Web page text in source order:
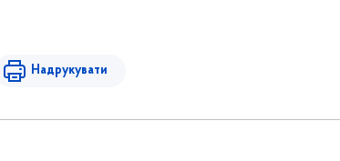
Надрукувати